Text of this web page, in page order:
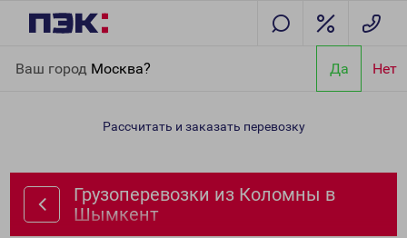
Ваш город Москва? Да Нет
Шымкент
Рассчитать и заказать перевозку
Грузоперевозки из Коломны в
Шымкент